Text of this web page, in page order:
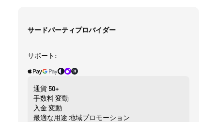
サードパーティプロバイダー
サポート:
通貨 50+
手数料変動
入金 変動
最適な用途 地域プロモーション